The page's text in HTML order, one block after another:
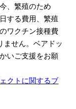
、繁殖のため
する費用、繁殖
ワクチン接種費
ません。ベアドッ
いご支援をお願
クトに関するブ